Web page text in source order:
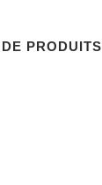
PRODUITS